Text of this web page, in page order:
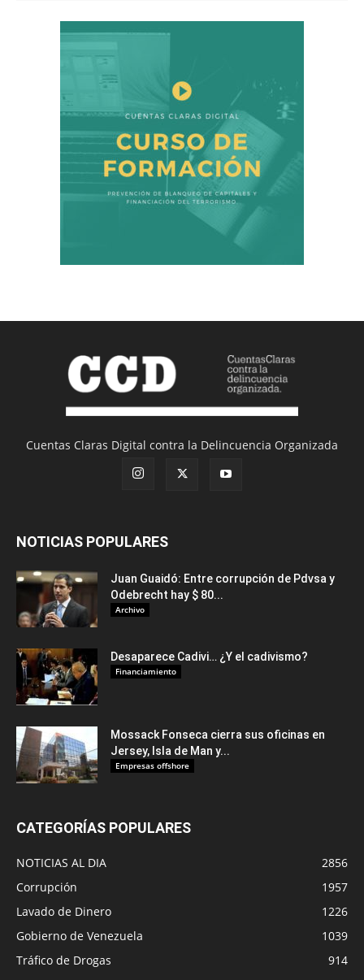
Cuentas Claras Digital contra la Delincuencia Organizada
NOTICIAS POPULARES
Juan Guaidó: Entre corrupción de Pdvsa y
Odebrecht hay $ 80...
Archivo
Desaparece Cadivi… ¿Y el cadivismo?
Financiamiento
Mossack Fonseca cierra sus oficinas en
Jersey, Isla de Man y...
Empresas offshore
CATEGORÍAS POPULARES
NOTICIAS AL DIA
2856
Corrupción
1957
Lavado de Dinero
1226
Gobierno de Venezuela
1039
Tráfico de Drogas
914